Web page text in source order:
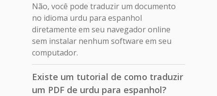
Não, você pode traduzir um documento
no idioma urdu para espanhol
diretamente em seu navegador online
sem instalar nenhum software em seu
computador.
Existe um tutorial de como traduzir
um PDF de urdu para espanhol?